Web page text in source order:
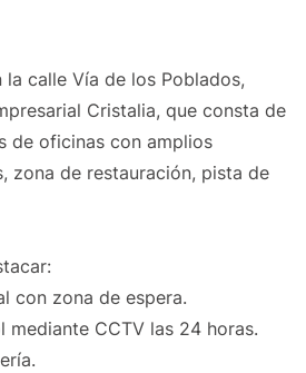
la calle Vía de los Poblados,
Cristalia, que consta de
de oficinas con amplios
zona de restauración, pista de
con zona de espera.
CCTV las 24 horas.